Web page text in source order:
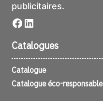
publicitaires.
Facebook
LinkedIn
Catalogues
Catalogue
Catalogue éco-responsable